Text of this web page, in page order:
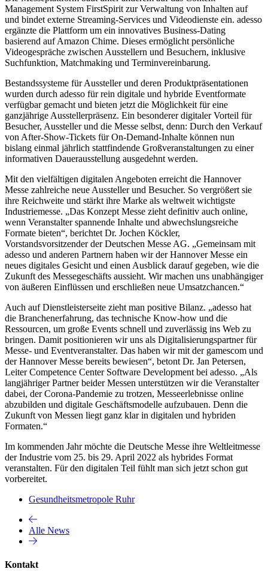
Management System FirstSpirit zur Verwaltung von Inhalten auf
und bindet externe Streaming-Services und Videodienste ein. adesso
ergänzte die Plattform um ein innovatives Business-Dating
basierend auf Amazon Chime. Dieses ermöglicht persönliche
Videogespräche zwischen Ausstellern und Besuchern, inklusive
Suchfunktion, Matchmaking und Terminvereinbarung.
Bestandssysteme für Aussteller und deren Produktpräsentationen
wurden durch adesso für rein digitale und hybride Eventformate
verfügbar gemacht und bieten jetzt die Möglichkeit für eine
ganzjährige Ausstellerpräsenz. Ein besonderer digitaler Vorteil für
Besucher, Aussteller und die Messe selbst, denn: Durch den Verkauf
von After-Show-Tickets für On-Demand-Inhalte können nun
bislang einmal jährlich stattfindende Großveranstaltungen zu einer
informativen Dauerausstellung ausgedehnt werden.
Mit den vielfältigen digitalen Angeboten erreicht die Hannover
Messe zahlreiche neue Aussteller und Besucher. So vergrößert sie
ihre Reichweite und stärkt ihre Marke als weltweit wichtigste
Industriemesse. „Das Konzept Messe zieht definitiv auch online,
wenn Veranstalter spannende Inhalte und abwechslungsreiche
Formate bieten“, berichtet Dr. Jochen Köckler,
Vorstandsvorsitzender der Deutschen Messe AG. „Gemeinsam mit
adesso und anderen Partnern haben wir der Hannover Messe ein
neues digitales Gesicht und einen Ausblick darauf gegeben, wie die
Zukunft des Messegeschäfts aussieht. Wir machen uns unabhängiger
von äußeren Einflüssen und erschließen neue Umsatzchancen.“
Auch auf Dienstleisterseite zieht man positive Bilanz. „adesso hat
die Branchenerfahrung, das technische Know-how und die
Ressourcen, um große Events schnell und zuverlässig ins Web zu
bringen. Damit positionieren wir uns als Digitalisierungspartner für
Messe- und Eventveranstalter. Das haben wir mit der gamescom und
der Hannover Messe bereits bewiesen“, betont Dr. Jan Petersen,
Leiter Competence Center Software Development bei adesso. „Als
langjähriger Partner beider Messen unterstützen wir die Veranstalter
dabei, der Corona-Pandemie zu trotzen, Messeerlebnisse online
abzubilden und digitale Geschäftsmodelle aufzubauen. Denn die
Zukunft von Messen liegt ganz klar in digitalen und hybriden
Formaten.“
Im kommenden Jahr möchte die Deutsche Messe ihre Weltleitmesse
der Industrie vom 25. bis 29. April 2022 als hybrides Format
veranstalten. Für den digitalen Teil fühlt man sich jetzt schon gut
vorbereitet.
Gesundheitsmetropole Ruhr
Alle News
Kontakt